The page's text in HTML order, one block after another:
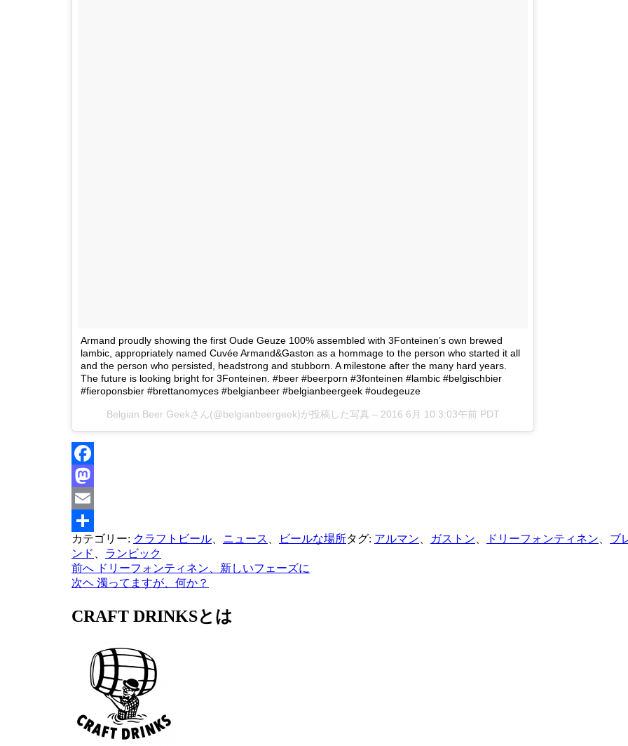
Armand proudly showing the first Oude Geuze 100% assembled with 3Fonteinen’s own brewed
lambic, appropriately named Cuvée Armand&Gaston as a hommage to the person who started it all
and the person who persisted, headstrong and stubborn. A milestone after the many hard years.
The future is looking bright for 3Fonteinen. #beer #beerporn #3fonteinen #lambic #belgischbier
#fieroponsbier #brettanomyces #belgianbeer #belgianbeergeek #oudegeuze
Belgian Beer Geekさん(@belgianbeergeek)が投稿した写真 – 2016 6月 10 3:03午前 PDT
Facebook
Mastodon
Email
共
有
カテゴリー: クラフトビール ニュース ビールな場所タグ: アルマン ガストン ドリーフォンティネン
ブ
ンド
ランビック
投
稿
ナ
ョ
前へ ドリーフォンティネン、新しいフェーズに
次ヘ 濁ってますが、何か？
CRAFT DRINKSとは